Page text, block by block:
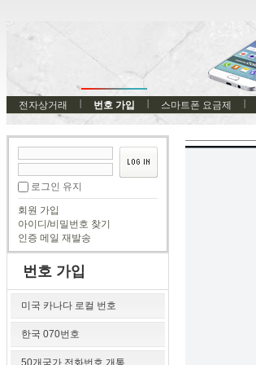
전자상거래 번호 가입 스마트폰 요금제
로그인 유지
회원 가입
아이디/비밀번호 찾기
인증 메일 재발송
번호 가입
미국 카나다 로컬 번호
한국 070번호
50개국가 전화번호 개통